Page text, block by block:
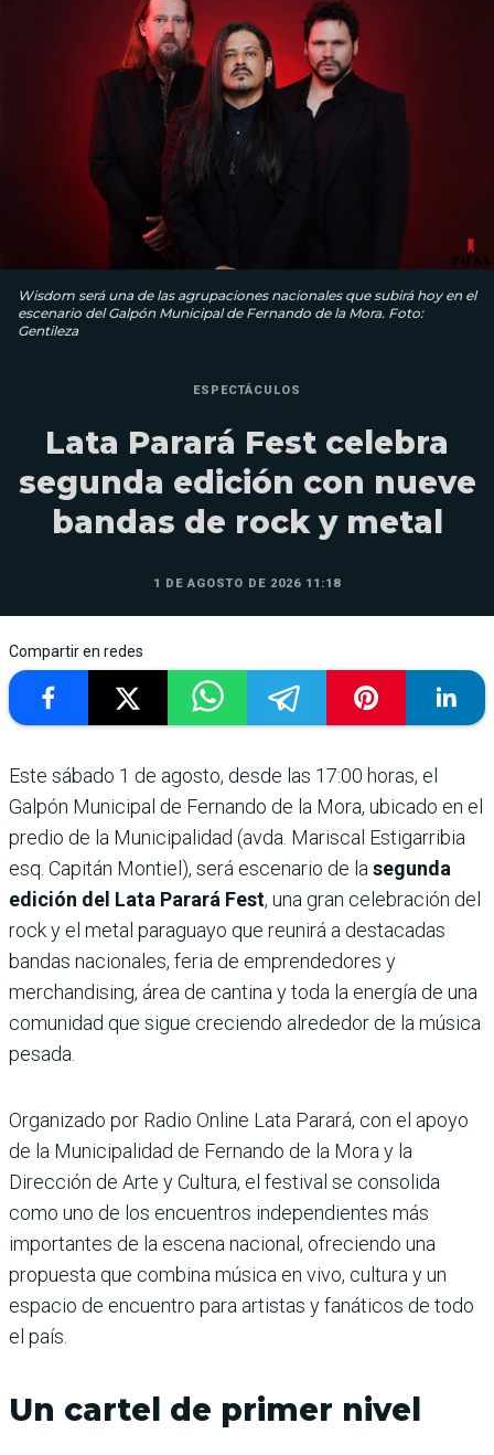
Wisdom será una de las agrupaciones nacionales que subirá hoy en el
escenario del Galpón Municipal de Fernando de la Mora. Foto:
Gentileza
ESPECTÁCULOS
Lata Parará Fest celebra
segunda edición con nueve
bandas de rock y metal
1 DE AGOSTO DE 2026 11:18
Compartir en redes
Este sábado 1 de agosto, desde las 17:00 horas, el
Galpón Municipal de Fernando de la Mora, ubicado en el
predio de la Municipalidad (avda. Mariscal Estigarribia
esq. Capitán Montiel), será escenario de la segunda
edición del Lata Parará Fest, una gran celebración del
rock y el metal paraguayo que reunirá a destacadas
bandas nacionales, feria de emprendedores y
merchandising, área de cantina y toda la energía de una
comunidad que sigue creciendo alrededor de la música
pesada.
Organizado por Radio Online Lata Parará, con el apoyo
de la Municipalidad de Fernando de la Mora y la
Dirección de Arte y Cultura, el festival se consolida
como uno de los encuentros independientes más
importantes de la escena nacional, ofreciendo una
propuesta que combina música en vivo, cultura y un
espacio de encuentro para artistas y fanáticos de todo
el país.
Un cartel de primer nivel